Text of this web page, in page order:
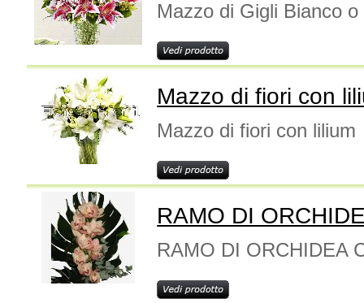
Mazzo di Gigli Bianco
Mazzo di fiori con
Mazzo di fiori con lilium
RAMO DI
RAMO DI ORCHIDEA